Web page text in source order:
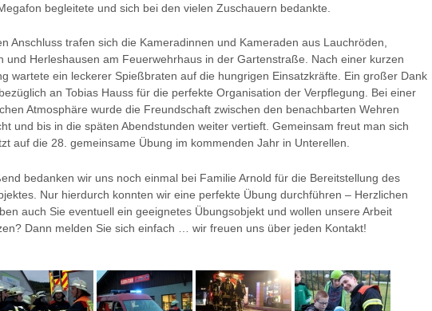
begleitete und sich bei den vielen Zuschauern bedankte.
Anschluss trafen sich die Kameradinnen und Kameraden aus Lauchröden,
und Herleshausen am Feuerwehrhaus in der Gartenstraße. Nach einer kurzen
wartete ein leckerer Spießbraten auf die hungrigen Einsatzkräfte. Ein großer Dank
an Tobias Hauss für die perfekte Organisation der Verpflegung. Bei einer
Atmosphäre wurde die Freundschaft zwischen den benachbarten Wehren
und bis in die späten Abendstunden weiter vertieft. Gemeinsam freut man sich
auf die 28. gemeinsame Übung im kommenden Jahr in Unterellen.
bedanken wir uns noch einmal bei Familie Arnold für die Bereitstellung des
Nur hierdurch konnten wir eine perfekte Übung durchführen – Herzlichen
auch Sie eventuell ein geeignetes Übungsobjekt und wollen unsere Arbeit
Dann melden Sie sich einfach … wir freuen uns über jeden Kontakt!